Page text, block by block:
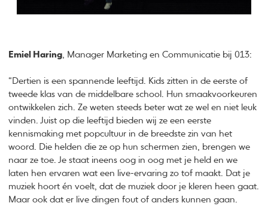
Emiel Haring , Manager Marketing en Communicatie bij 013:
“Dertien is een spannende leeftijd. Kids zitten in de eerste of
tweede klas van de middelbare school. Hun smaakvoorkeuren
ontwikkelen zich. Ze weten steeds beter wat ze wel en niet leuk
vinden. Juist op die leeftijd bieden wij ze een eerste
kennismaking met popcultuur in de breedste zin van het
woord. Die helden die ze op hun schermen zien, brengen we
naar ze toe. Je staat ineens oog in oog met je held en we
laten hen ervaren wat een live-ervaring zo tof maakt. Dat je
muziek hoort én voelt, dat de muziek door je kleren heen gaat.
Maar ook dat er live dingen fout of anders kunnen gaan.